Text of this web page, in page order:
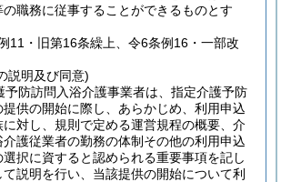
職務に従事することができるものとす
11・旧第16条繰上、令6条例16・一部改
説明及び同意)
予防訪問入浴介護事業者は、指定介護予防
供の開始に際し、あらかじめ、利用申込
対し、規則で定める運営規程の概要、介
護従業者の勤務の体制その他の利用申込
択に資すると認められる重要事項を記し
説明を行い、当該提供の開始について利